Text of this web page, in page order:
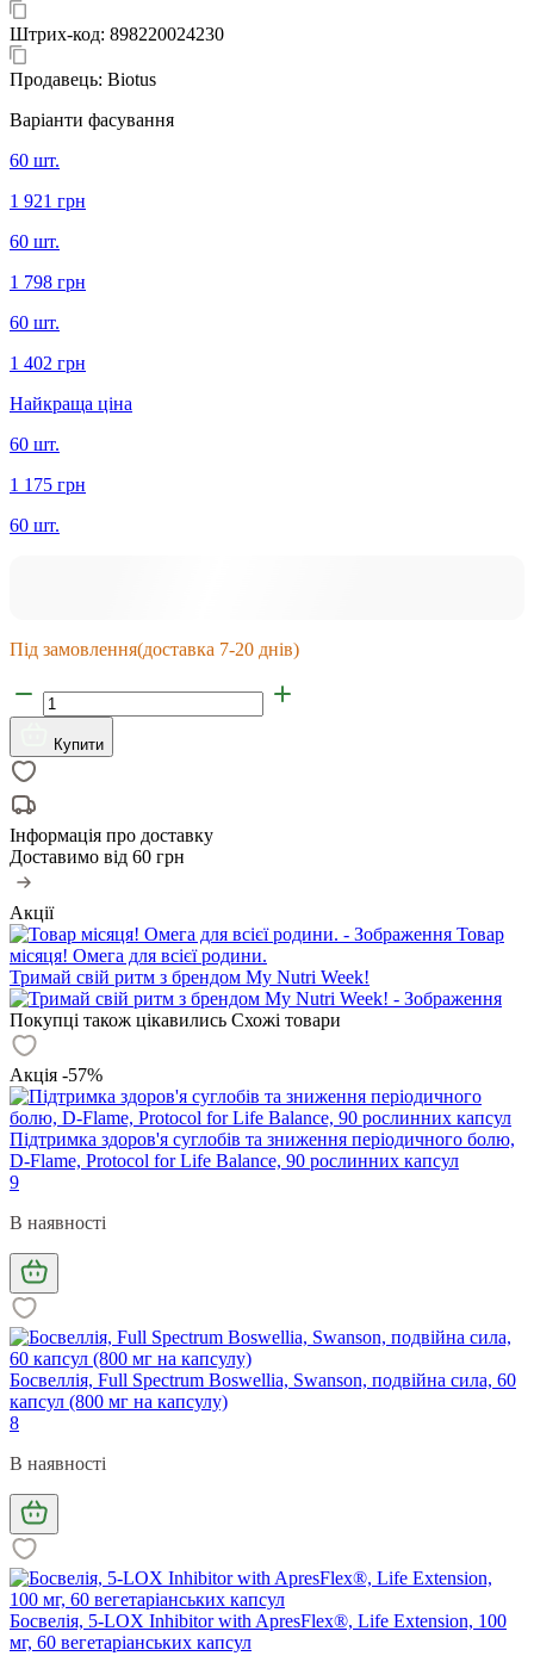
Штрих-код: 898220024230
Продавець: Biotus
Варіанти фасування
60 шт.
1 921 грн
60 шт.
1 798 грн
60 шт.
1 402 грн
Найкраща ціна
60 шт.
1 175 грн
60 шт.
Під замовлення(доставка 7-20 днів)
Купити
Інформація про доставку
Доставимо від 60 грн
Акції
Товар
місяця! Омега для всієї родини.
Тримай свій ритм з брендом My Nutri Week!
Покупці також цікавились Схожі товари
Акція -57%
Підтримка здоров'я суглобів та зниження періодичного болю,
D-Flame, Protocol for Life Balance, 90 рослинних капсул
9
В наявності
Босвеллія, Full Spectrum Boswellia, Swanson, подвійна сила, 60
капсул (800 мг на капсулу)
8
В наявності
Босвелія, 5-LOX Inhibitor with ApresFlex®, Life Extension, 100
мг, 60 вегетаріанських капсул